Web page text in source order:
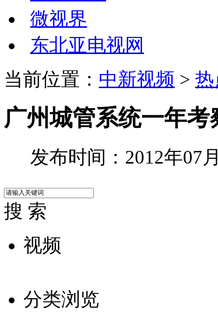
微视界
东北亚电视网
当前位置： 中新视频 >
广州城管系统一年
发布时间：2012年07
搜 索
视频
分类浏览